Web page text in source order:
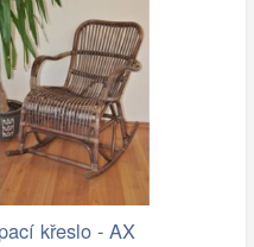
křeslo - AX